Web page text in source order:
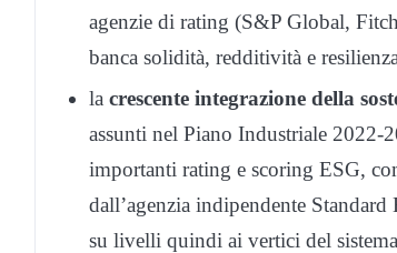
agenzie di rating (S&P Global,
banca solidità, redditività e
la crescente integrazione della
assunti nel Piano Industriale 2022-
importanti rating e scoring ESG,
dall’agenzia indipendente
su livelli quindi ai vertici del